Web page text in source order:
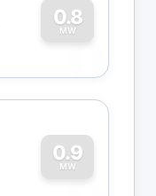
0.8
MW
0
0.9
MW